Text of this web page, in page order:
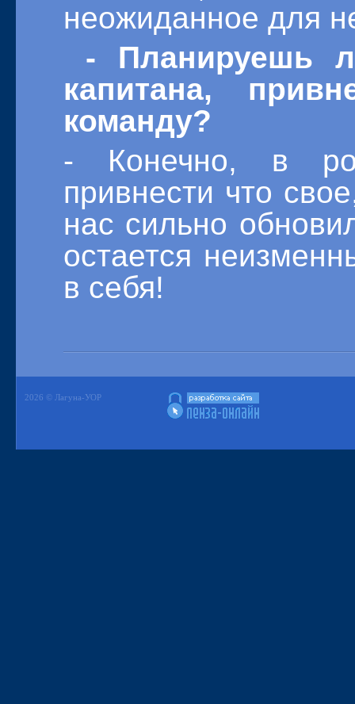
неожиданное для
- Планируешь
капитана,
команду?
- Конечно, в
привнести что
нас сильно
остается
в себя!
2026 © Лагуна-УОР